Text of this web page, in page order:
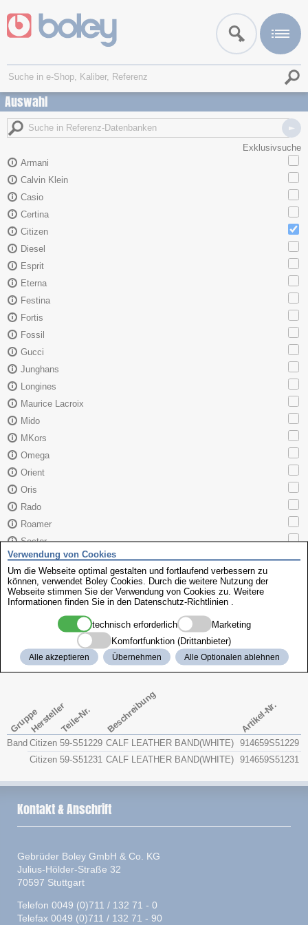
Auswahl
Exklusivsuche
Armani
Calvin Klein
Casio
Certina
Citizen
Diesel
Esprit
Eterna
Festina
Fortis
Fossil
Gucci
Junghans
Longines
Maurice Lacroix
Mido
MKors
Omega
Orient
Oris
Rado
Roamer
Sector
Seiko
Skagen
TAG Heuer
Citizen 4-S041937
GruppeHerstellerTeile-Nr. Beschreibung Artikel-Nr.
Band Citizen 59-S51229 CALF LEATHER BAND(WHITE) 914659S51229
Citizen 59-S51231 CALF LEATHER BAND(WHITE) 914659S51231
Verwendung von Cookies
Um die Webseite optimal gestalten und fortlaufend verbessern zu
können, verwendet Boley Cookies. Durch die weitere Nutzung der
Webseite stimmen Sie der Verwendung von Cookies zu. Weitere
Informationen finden Sie in den Datenschutz-Richtlinien
technisch erforderlich
Marketing
Komfortfunktion (Drittanbieter)
Alle akzeptieren Übernehmen Alle Optionalen ablehnen
Kontakt & Anschrift
Gebrüder Boley GmbH & Co. KG
Julius-Hölder-Straße 32
70597 Stuttgart
Telefon 0049 (0)711 / 132 71 - 0
Telefax 0049 (0)711 / 132 71 - 90